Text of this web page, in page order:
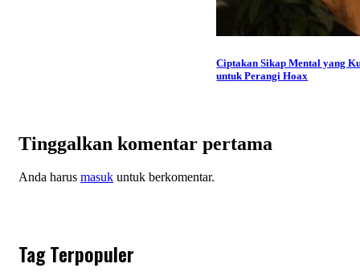
Ciptakan Sikap Mental yang
untuk Perangi Hoax
Tinggalkan komentar pertama
Anda harus masuk untuk berkomentar.
Tag Terpopuler